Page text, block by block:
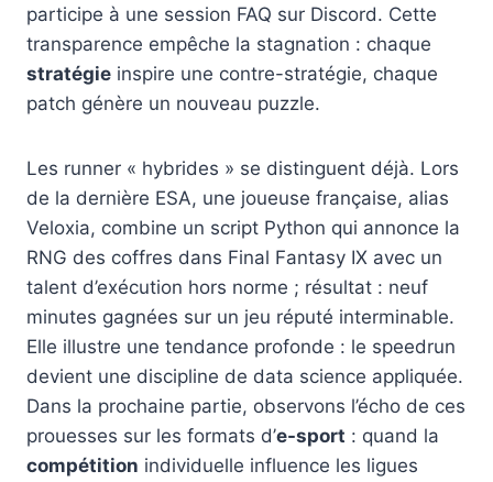
participe à une session FAQ sur Discord. Cette
transparence empêche la stagnation : chaque
stratégie inspire une contre-stratégie, chaque
patch génère un nouveau puzzle.
Les runner « hybrides » se distinguent déjà. Lors
de la dernière ESA, une joueuse française, alias
Veloxia, combine un script Python qui annonce la
RNG des coffres dans Final Fantasy IX avec un
talent d’exécution hors norme ; résultat : neuf
minutes gagnées sur un jeu réputé interminable.
Elle illustre une tendance profonde : le speedrun
devient une discipline de data science appliquée.
Dans la prochaine partie, observons l’écho de ces
prouesses sur les formats d’e-sport : quand la
compétition individuelle influence les ligues